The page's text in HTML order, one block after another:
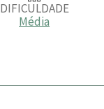
DIFICULDADE
Média